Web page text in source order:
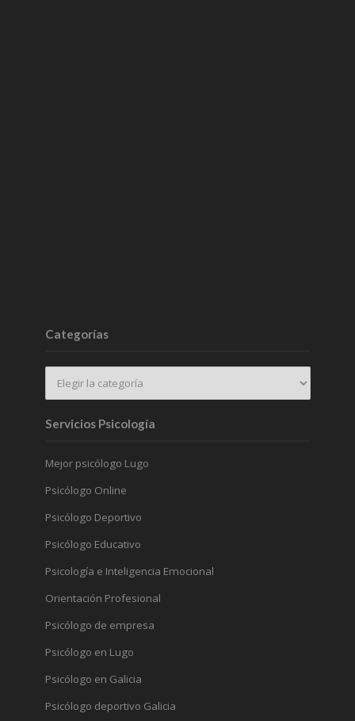
Categorías
Servicios Psicología
Mejor psicólogo Lugo
Psicólogo Online
Psicólogo Deportivo
Psicólogo Educativo
Psicología e Inteligencia Emocional
Orientación Profesional
Psicólogo de empresa
Psicólogo en Lugo
Psicólogo en Galicia
Psicólogo deportivo Galicia